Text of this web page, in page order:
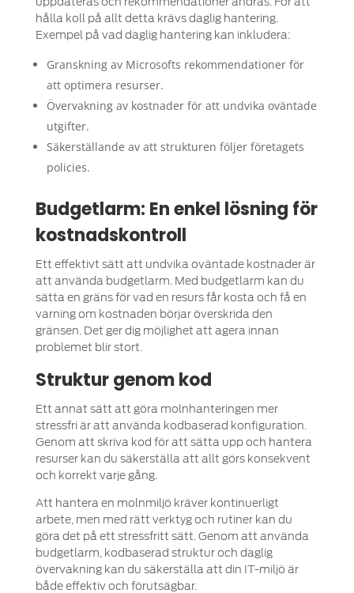
hålla koll på allt detta krävs daglig hantering.
Exempel på vad daglig hantering kan inkludera:
Granskning av Microsofts rekommendationer för
att optimera resurser.
Övervakning av kostnader för att undvika oväntade
utgifter.
Säkerställande av att strukturen följer företagets
policies.
Budgetlarm: En enkel lösning för
kostnadskontroll
Ett effektivt sätt att undvika oväntade kostnader är
att använda budgetlarm. Med budgetlarm kan du
sätta en gräns för vad en resurs får kosta och få en
varning om kostnaden börjar överskrida den
gränsen. Det ger dig möjlighet att agera innan
problemet blir stort.
Struktur genom kod
Ett annat sätt att göra molnhanteringen mer
stressfri är att använda kodbaserad konfiguration.
Genom att skriva kod för att sätta upp och hantera
resurser kan du säkerställa att allt görs konsekvent
och korrekt varje gång.
Att hantera en molnmiljö kräver kontinuerligt
arbete, men med rätt verktyg och rutiner kan du
göra det på ett stressfritt sätt. Genom att använda
budgetlarm, kodbaserad struktur och daglig
övervakning kan du säkerställa att din IT-miljö är
både effektiv och förutsägbar.